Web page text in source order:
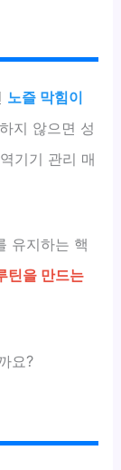
노즐 막힘이
지 않으면 성
기기 관리 매
유지하는 핵
틴을 만드는
요?